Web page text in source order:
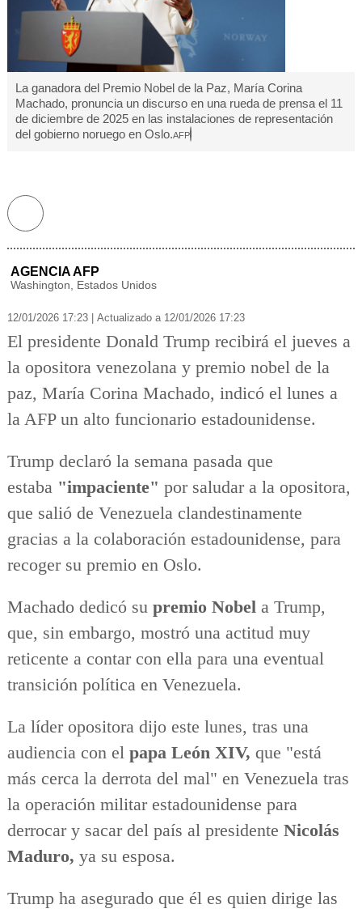
La ganadora del Premio Nobel de la Paz, María Corina
Machado, pronuncia un discurso en una rueda de prensa el 11
de diciembre de 2025 en las instalaciones de representación
del gobierno noruego en Oslo.AFP
Facebook
itt
e
W
h
s
p
AGENCIA AFP
Washington, Estados Unidos
12/01/2026 17:23| Actualizado a 12/01/2026 17:23
El presidente Donald Trump recibirá el jueves a
la opositora venezolana y premio nobel de la
paz, María Corina Machado, indicó el lunes a
la AFP un alto funcionario estadounidense.
Trump declaró la semana pasada que
estaba "impaciente" por saludar a la opositora,
que salió de Venezuela clandestinamente
gracias a la colaboración estadounidense, para
recoger su premio en Oslo.
Machado dedicó supremio Nobel a Trump,
que, sin embargo, mostró una actitud muy
reticente a contar con ella para una eventual
transición política en Venezuela.
La líder opositora dijo este lunes, tras una
audiencia con elpapa León XIV, que "está
más cerca la derrota del mal" en Venezuela tras
la operación militar estadounidense para
derrocar y sacar del país al presidente Nicolás
Maduro, ya su esposa.
Trump ha asegurado que él es quien dirige las